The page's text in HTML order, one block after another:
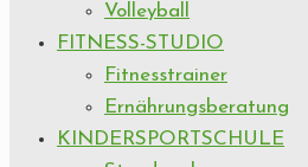
Volleyball
FITNESS-STUDIO
Fitnesstrainer
Ernährungsberatung
KINDERSPORTSCHULE